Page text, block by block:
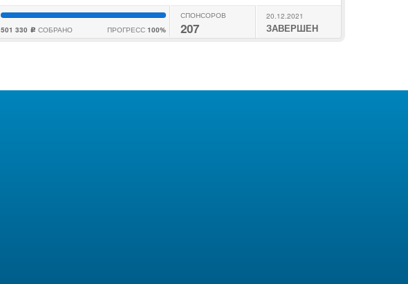
501 330 c СОБРАНО ПРОГРЕСС 100%
СПОНСОРОВ
207
20.12.2021
ЗАВЕРШЕН